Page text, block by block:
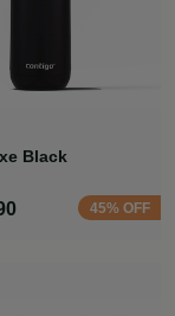
Black
45% OFF